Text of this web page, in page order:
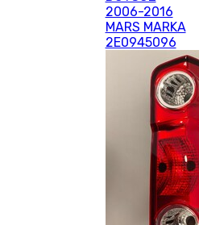
2006-2016
MARS MARKA
2E0945096